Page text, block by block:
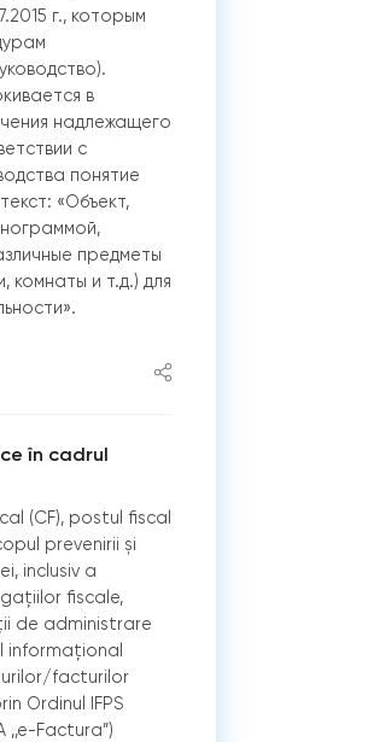
г., которым
в
надлежащего
с
понятие
«Объект,
предметы
комнаты и т.д.) для
în cadrul
(CF), postul fiscal
prevenirii şi
inclusiv a
fiscale,
de administrare
informațional
facturilor
Ordinul IFPS
,,e-Factura”)